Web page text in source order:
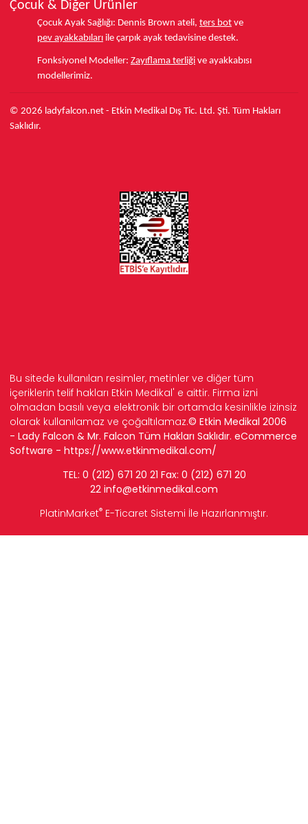
Çocuk & Diğer Ürünler
Çocuk Ayak Sağlığı: Dennis Brown ateli, ters bot ve
pev ayakkabıları ile çarpık ayak tedavisine destek.
Fonksiyonel Modeller: Zayıflama terliği ve ayakkabısı
modellerimiz.
© 2026 ladyfalcon.net - Etkin Medikal Dış Tic. Ltd. Şti. Tüm Hakları
Saklıdır.
Bu sitede kullanılan resimler, metinler ve diğer tüm
içeriklerin telif hakları Etkin Medikal' e aittir. Firma izni
olmadan basılı veya elektronik bir ortamda kesinlikle izinsiz
olarak kullanılamaz ve çoğaltılamaz.© Etkin Medikal 2006
- Lady Falcon & Mr. Falcon Tüm Hakları Saklıdır. eCommerce
Software - https://www.etkinmedikal.com/
TEL: 0 (212) 671 20 21 Fax: 0 (212) 671 20
22 info@etkinmedikal.com
PlatinMarket® E-Ticaret Sistemi İle Hazırlanmıştır.